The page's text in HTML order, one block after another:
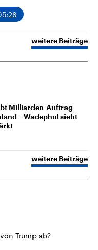
weitere Beiträge
Milliarden-Auftrag
– Wadephul sieht
weitere Beiträge
Trump ab?